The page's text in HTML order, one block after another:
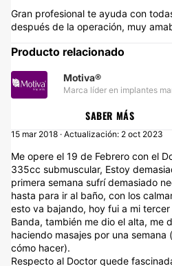
Gran profesional te ayuda con
después de la operación, muy
Producto relacionado
Motiva®
Marca líder en implantes
SABER MÁS
15 mar 2018 · Actualización: 2 oct 2023
Me opere el 19 de Febrero con el
335cc submuscular, Estoy
primera semana sufrí demasiado
hasta para ir al baño, con los
esto va bajando, hoy fui a mi
Banda, también me dio el alta, me
haciendo masajes por una semana
cómo hacer).
Respecto al Doctor quede